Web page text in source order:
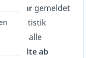
Vorjahr gemeldet
Statistik
für alle
ab